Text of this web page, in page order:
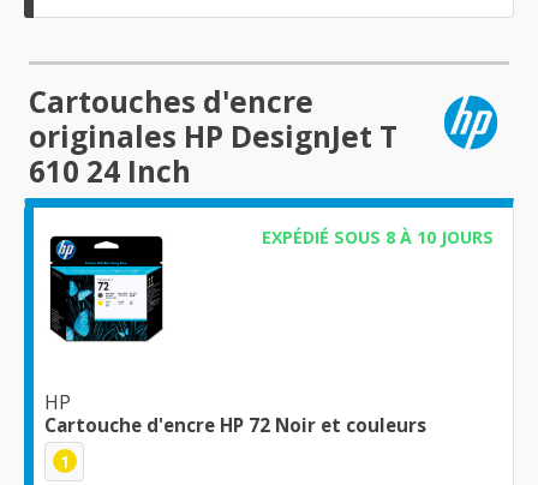
Cartouches d'encre
originales HP DesignJet T
610 24 Inch
EXPÉDIÉ SOUS 8 À 10 JOURS
HP
Cartouche d'encre HP 72 Noir et couleurs
1